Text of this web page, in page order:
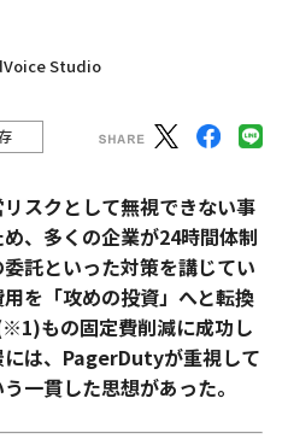
Studio
スクとして無視できない事
、多くの企業が24時間体制
託といった対策を講じてい
を「攻めの投資」へと転換
もの固定費削減に成功し
は、PagerDutyが重視して
一貫した思想があった。